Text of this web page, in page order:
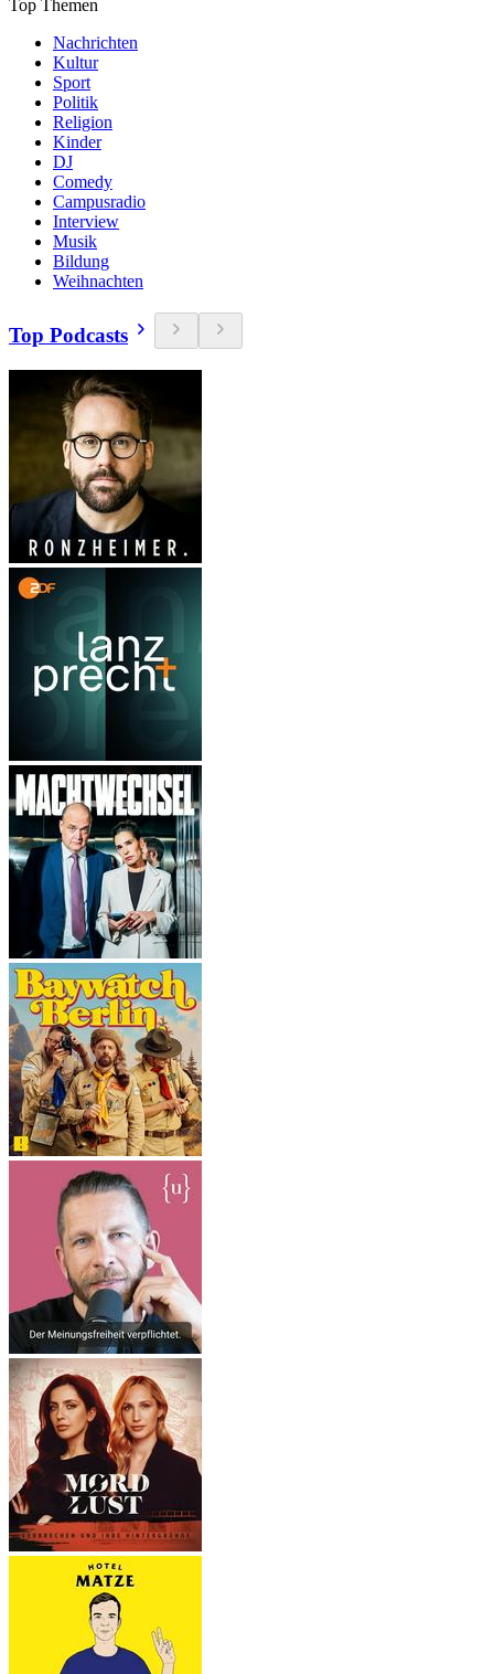
Top Themen
Nachrichten
Kultur
Sport
Politik
Religion
Kinder
DJ
Comedy
Campusradio
Interview
Musik
Bildung
Weihnachten
Top Podcasts